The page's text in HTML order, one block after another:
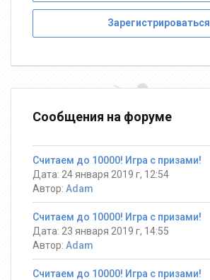
Зарегистрироваться
Сообщения на форуме
Считаем до 10000! Игра с призами!
Дата: 24 января 2019 г, 12:54
Автор: Adam
Считаем до 10000! Игра с призами!
Дата: 23 января 2019 г, 14:55
Автор: Adam
Считаем до 10000! Игра с призами!